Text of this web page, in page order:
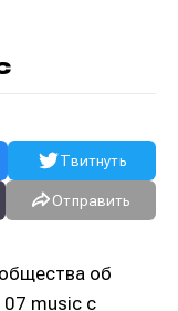
Твитнуть
Отправить
об
music с